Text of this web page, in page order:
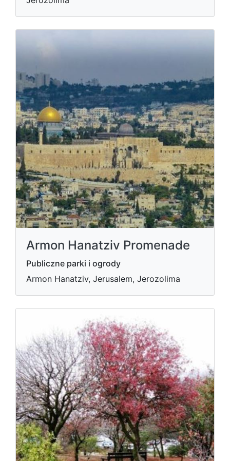
Armon Hanatziv Promenade
Publiczne parki i ogrody
Armon Hanatziv, Jerusalem, Jerozolima